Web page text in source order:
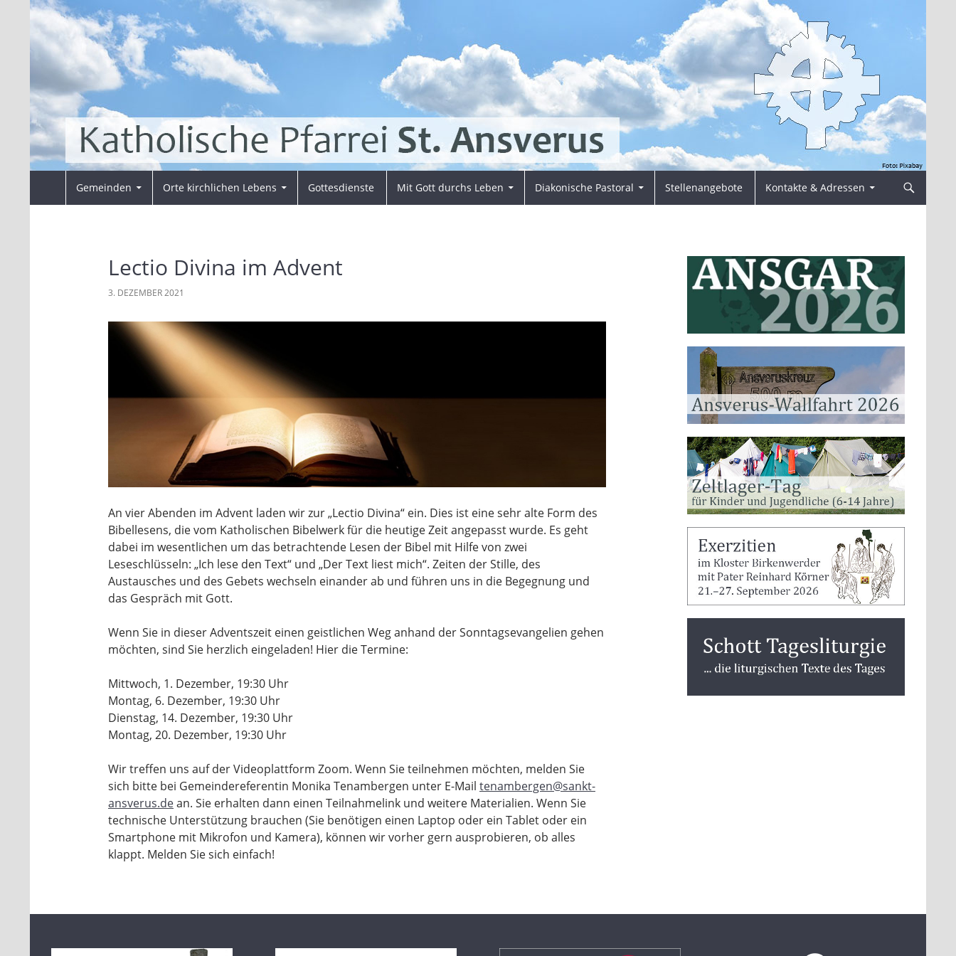
springen
Pfarrei Sankt Ansverus
Gemeinden Orte kirchlichen Lebens Gottesdienste Mit Gott durchs Leben Diakonische Pastoral Stellenangebote Kontakte & Adressen
Lectio Divina im Advent
3. DEZEMBER 2021
An vier Abenden im Advent laden wir zur „Lectio Divina“ ein. Dies ist eine sehr alte Form des
Bibellesens, die vom Katholischen Bibelwerk für die heutige Zeit angepasst wurde. Es geht
dabei im wesentlichen um das betrachtende Lesen der Bibel mit Hilfe von zwei
Leseschlüsseln: „Ich lese den Text“ und „Der Text liest mich“. Zeiten der Stille, des
Austausches und des Gebets wechseln einander ab und führen uns in die Begegnung und
das Gespräch mit Gott.
Wenn Sie in dieser Adventszeit einen geistlichen Weg anhand der Sonntagsevangelien gehen
möchten, sind Sie herzlich eingeladen! Hier die Termine:
Mittwoch, 1. Dezember, 19:30 Uhr
Montag, 6. Dezember, 19:30 Uhr
Dienstag, 14. Dezember, 19:30 Uhr
Montag, 20. Dezember, 19:30 Uhr
Wir treffen uns auf der Videoplattform Zoom. Wenn Sie teilnehmen möchten, melden Sie
sich bitte bei Gemeindereferentin Monika Tenambergen unter E-Mail tenambergen@sankt-
ansverus.dean. Sie erhalten dann einen Teilnahmelink und weitere Materialien. Wenn Sie
technische Unterstützung brauchen (Sie benötigen einen Laptop oder ein Tablet oder ein
Smartphone mit Mikrofon und Kamera), können wir vorher gern ausprobieren, ob alles
klappt. Melden Sie sich einfach!